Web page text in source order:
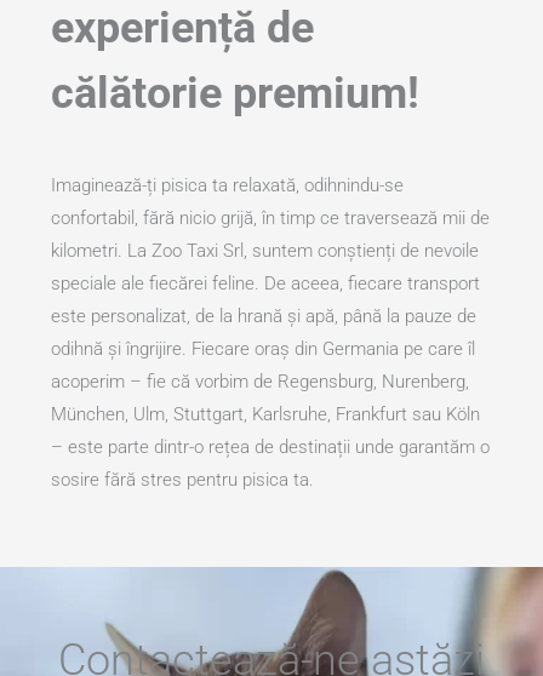
experiență de
călătorie premium!
Imaginează-ți pisica ta relaxată, odihnindu-se
confortabil, fără nicio grijă, în timp ce traversează mii de
kilometri. La Zoo Taxi Srl, suntem conștienți de nevoile
speciale ale fiecărei feline. De aceea, fiecare transport
este personalizat, de la hrană și apă, până la pauze de
odihnă și îngrijire. Fiecare oraș din Germania pe care îl
acoperim – fie că vorbim de Regensburg, Nurenberg,
München, Ulm, Stuttgart, Karlsruhe, Frankfurt sau Köln
– este parte dintr-o rețea de destinații unde garantăm o
sosire fără stres pentru pisica ta.
Contactează-ne astăzi